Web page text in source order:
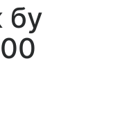
бу